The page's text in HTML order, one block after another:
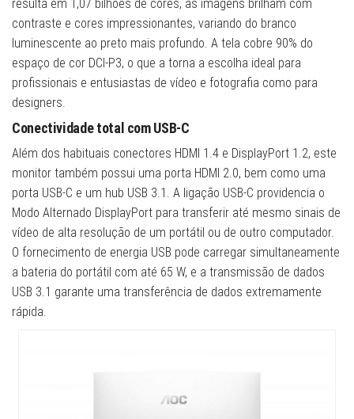
resulta em 1,07 bilhões de cores, as imagens brilham com
contraste e cores impressionantes, variando do branco
luminescente ao preto mais profundo. A tela cobre 90% do
espaço de cor DCI-P3, o que a torna a escolha ideal para
profissionais e entusiastas de vídeo e fotografia como para
designers.
Conectividade total com USB-C
Além dos habituais conectores HDMI 1.4 e DisplayPort 1.2, este
monitor também possui uma porta HDMI 2.0, bem como uma
porta USB-C e um hub USB 3.1. A ligação USB-C providencia o
Modo Alternado DisplayPort para transferir até mesmo sinais de
vídeo de alta resolução de um portátil ou de outro computador.
O fornecimento de energia USB pode carregar simultaneamente
a bateria do portátil com até 65 W, e a transmissão de dados
USB 3.1 garante uma transferência de dados extremamente
rápida.